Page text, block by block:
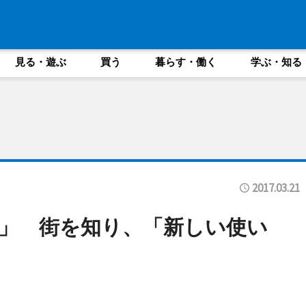
見る・遊ぶ 買う 暮らす・働く 学ぶ・知る
2017.03.21
街を知り、「新しい使い